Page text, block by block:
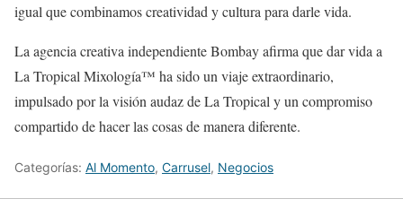
igual que combinamos creatividad y cultura para darle vida.
La agencia creativa independiente Bombay afirma que dar vida a
La Tropical Mixología™ ha sido un viaje extraordinario,
impulsado por la visión audaz de La Tropical y un compromiso
compartido de hacer las cosas de manera diferente.
Categorías: Al Momento, Carrusel, Negocios